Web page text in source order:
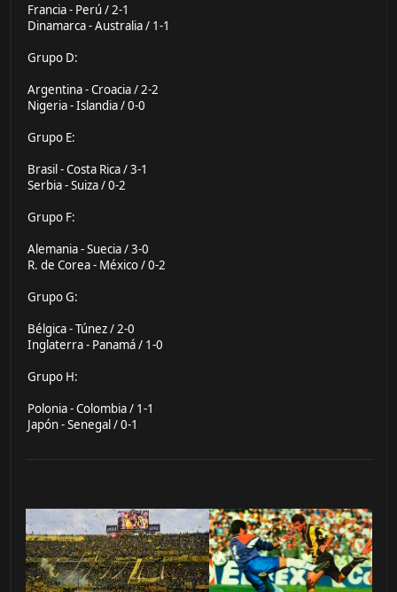
Francia - Perú / 2-1
Dinamarca - Australia / 1-1
Grupo D:
Argentina - Croacia / 2-2
Nigeria - Islandia / 0-0
Grupo E:
Brasil - Costa Rica / 3-1
Serbia - Suiza / 0-2
Grupo F:
Alemania - Suecia / 3-0
R. de Corea - México / 0-2
Grupo G:
Bélgica - Túnez / 2-0
Inglaterra - Panamá / 1-0
Grupo H:
Polonia - Colombia / 1-1
Japón - Senegal / 0-1